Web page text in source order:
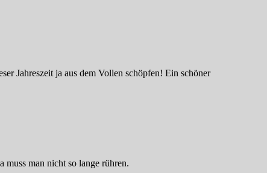
Jahreszeit ja aus dem Vollen schöpfen! Ein schöner
muss man nicht so lange rühren.